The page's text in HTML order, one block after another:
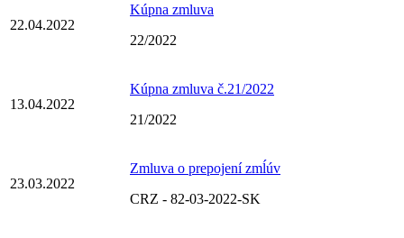
22.04.2022
Kúpna zmluva
22/2022
13.04.2022
Kúpna zmluva č.21/2022
21/2022
23.03.2022
Zmluva o prepojení zmĺúv
CRZ - 82-03-2022-SK